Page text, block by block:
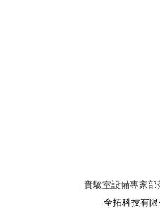
實驗室設備專家部
全拓科技有